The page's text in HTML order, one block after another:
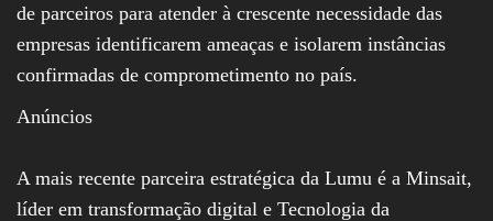
de parceiros para atender à crescente necessidade das
empresas identificarem ameaças e isolarem instâncias
confirmadas de comprometimento no país.
Anúncios
A mais recente parceira estratégica da Lumu é a Minsait,
líder em transformação digital e Tecnologia da